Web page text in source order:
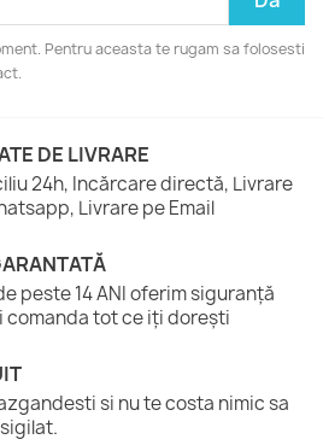
Pentru aceasta te rugam sa folosesti
DE LIVRARE
24h, Incărcare directă, Livrare
Livrare pe Email
peste 14 ANI oferim siguranță
comanda tot ce iți dorești
si nu te costa nimic sa